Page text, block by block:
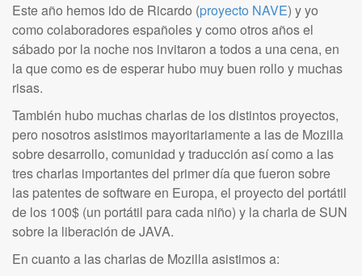
Este año hemos ido de Ricardo (proyecto NAVE) y yo
como colaboradores españoles y como otros años el
sábado por la noche nos invitaron a todos a una cena, en
la que como es de esperar hubo muy buen rollo y muchas
risas.
También hubo muchas charlas de los distintos proyectos,
pero nosotros asistimos mayoritariamente a las de Mozilla
sobre desarrollo, comunidad y traducción así como a las
tres charlas importantes del primer día que fueron sobre
las patentes de software en Europa, el proyecto del portátil
de los 100$ (un portátil para cada niño) y la charla de SUN
sobre la liberación de JAVA.
En cuanto a las charlas de Mozilla asistimos a: